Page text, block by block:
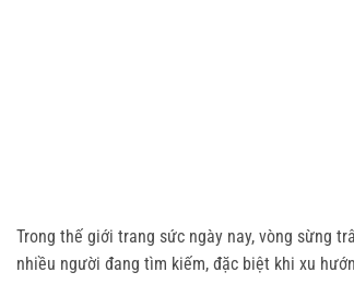
Trong thế giới trang sức ngày nay, vòng sừng
nhiều người đang tìm kiếm, đặc biệt khi xu